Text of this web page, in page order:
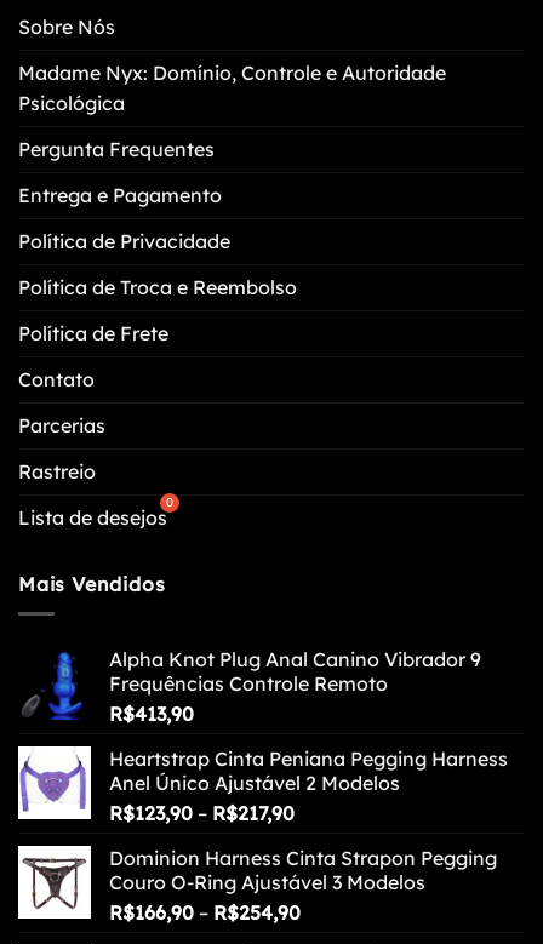
ser
na
página
produto
Sobre Nós
Madame Nyx: Domínio, Controle e Autoridade
Psicológica
Pergunta Frequentes
Entrega e Pagamento
Política de Privacidade
Política de Troca e Reembolso
Política de Frete
Contato
Parcerias
Rastreio
Lista de desejos
Mais Vendidos
Alpha Knot Plug Anal Canino Vibrador 9
Frequências Controle Remoto
R$413,90
Heartstrap Cinta Peniana Pegging Harness
Anel Único Ajustável 2 Modelos
R$123,90 – R$217,90Faixa
preço:
R$123,90
através
Dominion Harness Cinta Strapon Pegging
Couro O-Ring Ajustável 3 Modelos
R$166,90 – R$254,90Faixa